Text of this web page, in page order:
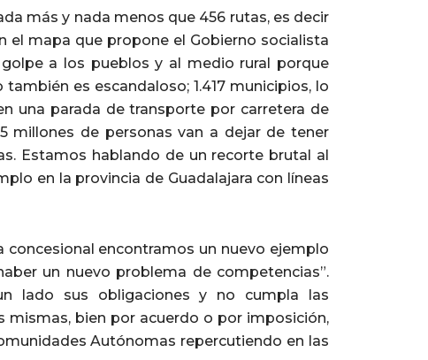
más y nada menos que 456 rutas, es decir
el mapa que propone el Gobierno socialista
a los pueblos y al medio rural porque
es escandaloso; 1.417 municipios, lo
una parada de transporte por carretera de
millones de personas van a dejar de tener
Estamos hablando de un recorte brutal al
en la provincia de Guadalajara con líneas
encontramos un nuevo ejemplo
un nuevo problema de competencias”.
lado sus obligaciones y no cumpla las
mismas, bien por acuerdo o por imposición,
Autónomas repercutiendo en las